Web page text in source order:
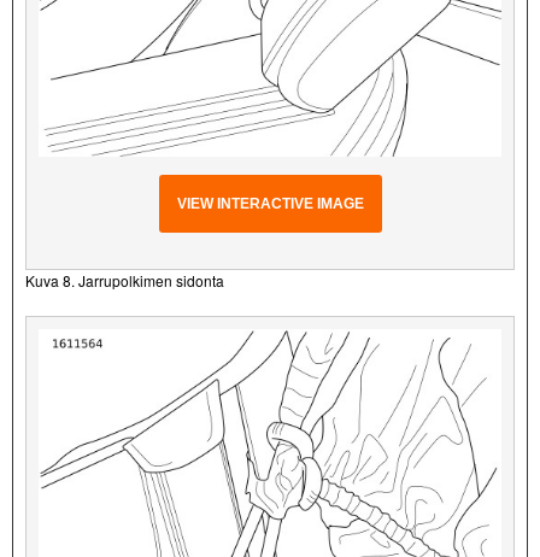
VIEW INTERACTIVE IMAGE
Kuva 8. Jarrupolkimen sidonta